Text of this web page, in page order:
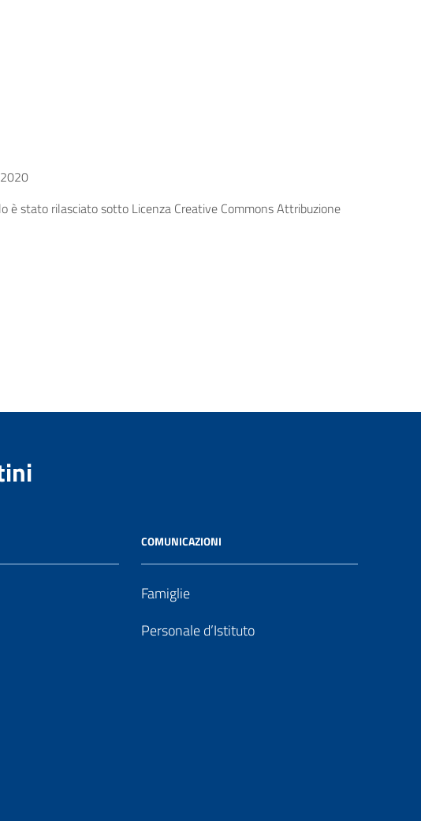
è stato rilasciato sotto Licenza Creative Commons Attribuzione
COMUNICAZIONI
Famiglie
Personale d’Istituto